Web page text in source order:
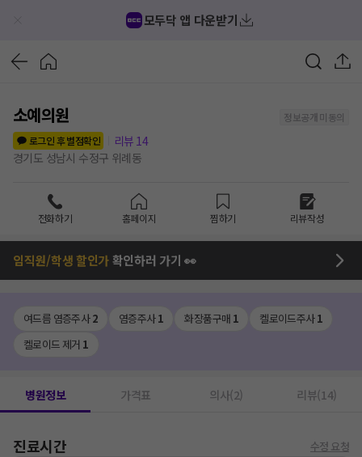
모두닥 앱 다운받기
소예의원
정보공개 미동의
로그인 후 별점확인
리뷰 14
경기도 성남시 수정구 위례동
전화하기 홈페이지 찜하기 리뷰작성
임직원/학생 할인가확인하러 가기 👀
여드름 염증주사2 염증주사1 화장품구매 1 켈로이드주사1
켈로이드 제거 1
병원정보 가격표 의사(2) 리뷰(14)
진료시간 수정 요청